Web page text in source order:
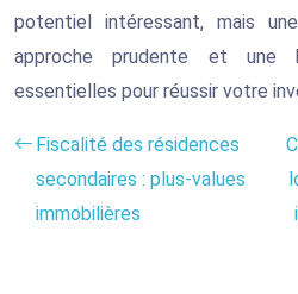
potentiel intéressant, mais
approche prudente et une
essentielles pour réussir votre
Fiscalité des résidences
secondaires : plus-values
immobilières